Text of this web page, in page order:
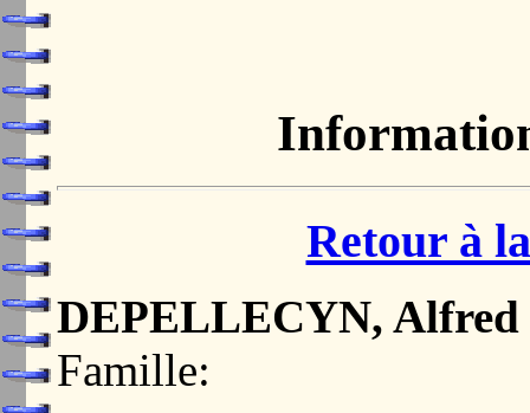
Retour à
DEPELLECYN, Alfred
Famille: